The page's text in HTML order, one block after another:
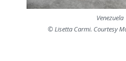
Venezuela
© Lisetta Carmi. Courtesy